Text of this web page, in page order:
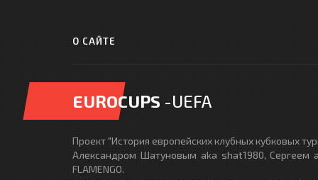
О САЙТЕ
EUROCUPS -UEFA
Проект "История европейских клубных кубковых
Александром Шатуновым aka shat1980, Сергеем
FLAMENGO.